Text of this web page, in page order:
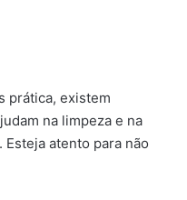
prática, existem
na limpeza e na
atento para não